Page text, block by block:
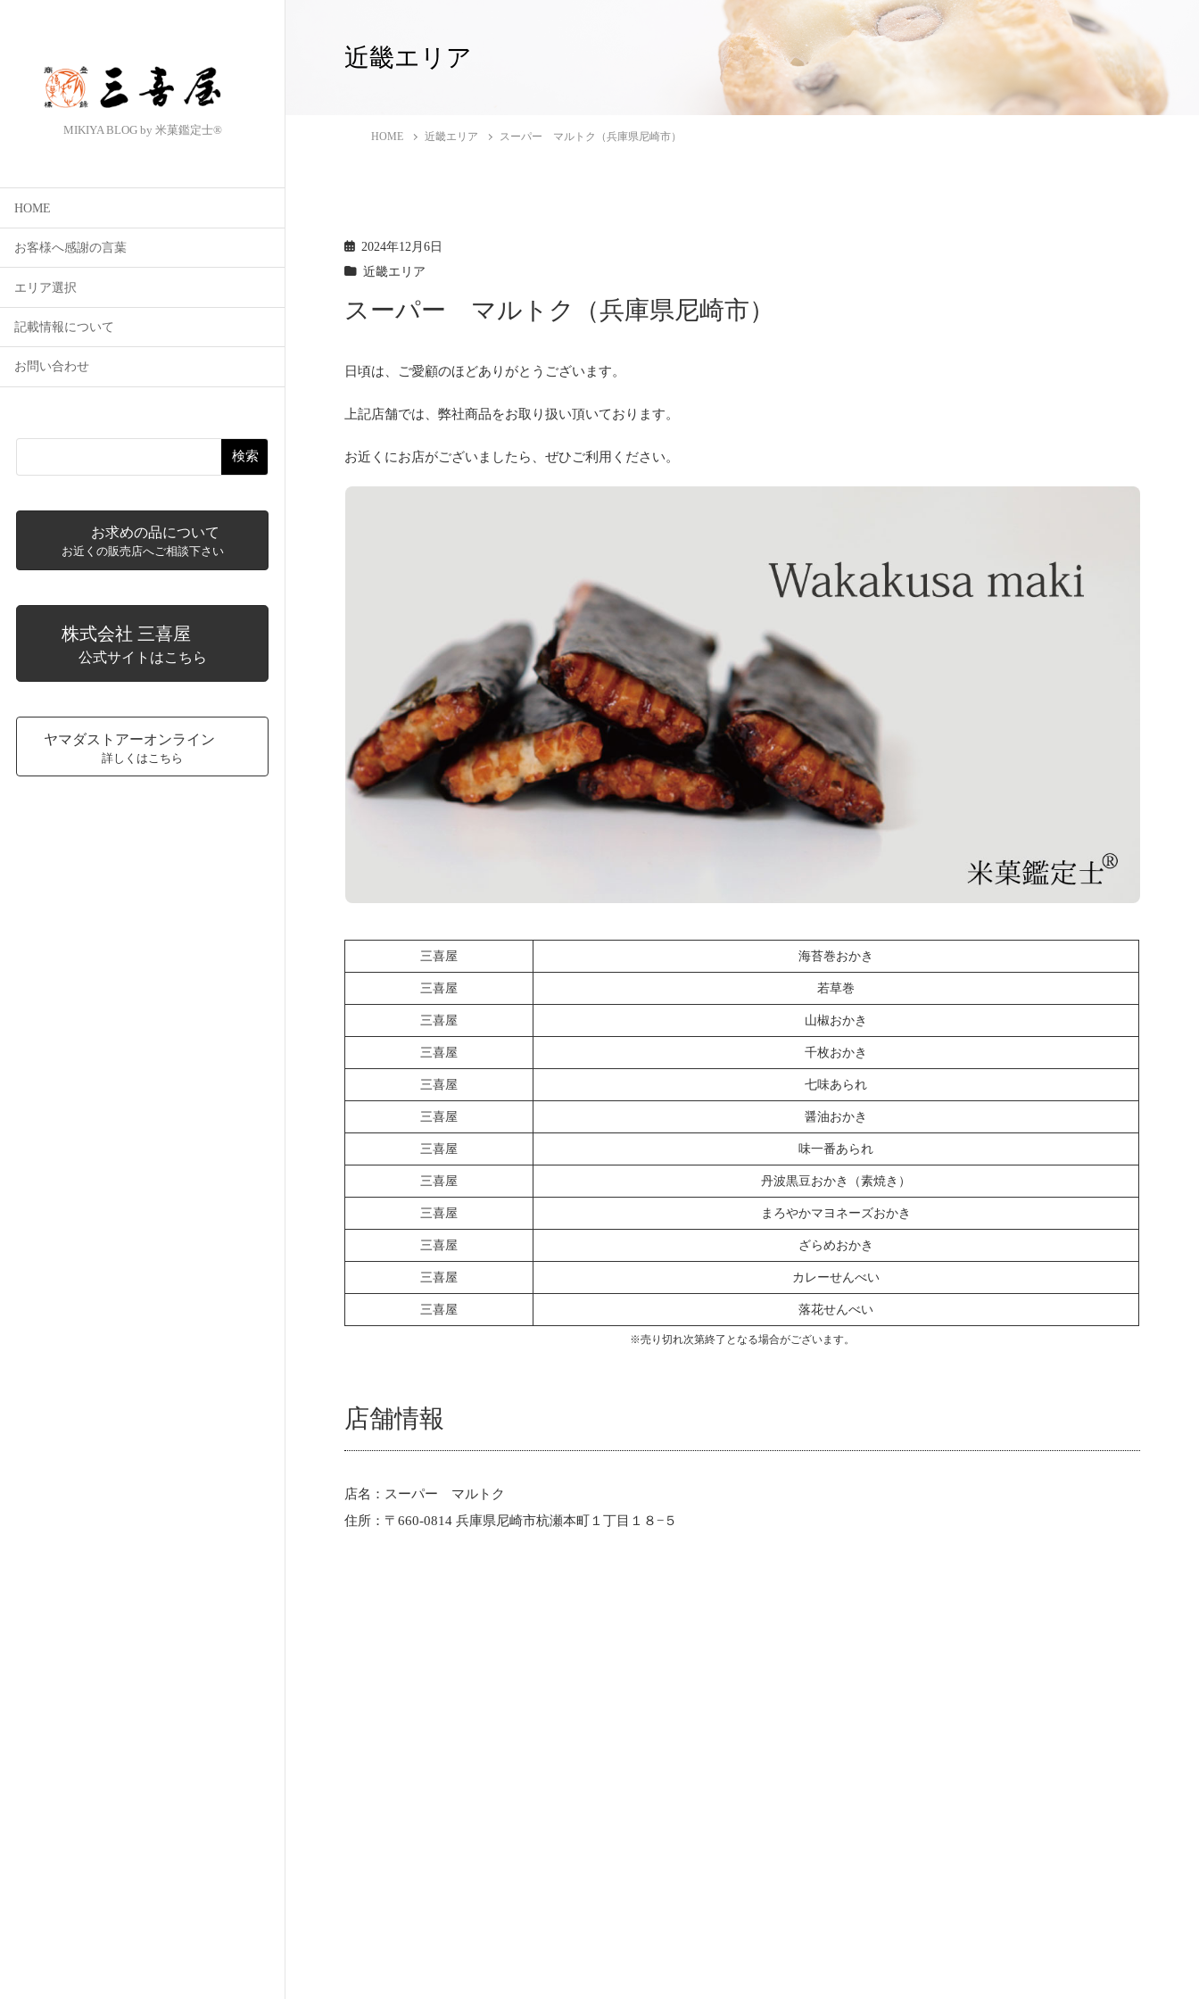
MIKIYA BLOG by 米菓鑑定士®
HOME
お客様へ感謝の言葉
エリア選択
記載情報について
お問い合わせ
検索
お求めの品について
お近くの販売店へご相談下さい
株式会社 三喜屋
公式サイトはこちら
ヤマダストアーオンライン
詳しくはこちら
近畿エリア
HOME 近畿エリア スーパー マルトク（兵庫県尼崎市）
2024年12月6日
近畿エリア
スーパー マルトク（兵庫県尼崎市）
日頃は、ご愛顧のほどありがとうございます。
上記店舗では、弊社商品をお取り扱い頂いております。
お近くにお店がございましたら、ぜひご利用ください。
三喜屋 海苔巻おかき
三喜屋 若草巻
三喜屋 山椒おかき
三喜屋 千枚おかき
三喜屋 七味あられ
三喜屋 醤油おかき
三喜屋 味一番あられ
三喜屋 丹波黒豆おかき（素焼き）
三喜屋 まろやかマヨネーズおかき
三喜屋 ざらめおかき
三喜屋 カレーせんべい
三喜屋 落花せんべい
※売り切れ次第終了となる場合がございます。
店舗情報
店名：スーパー マルトク
住所：〒660-0814 兵庫県尼崎市杭瀬本町１丁目１８−５